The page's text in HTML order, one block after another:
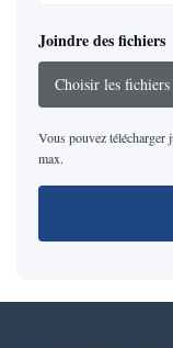
Joindre des fichiers
Choisir les fichiers
Vous pouvez télécharger
max.